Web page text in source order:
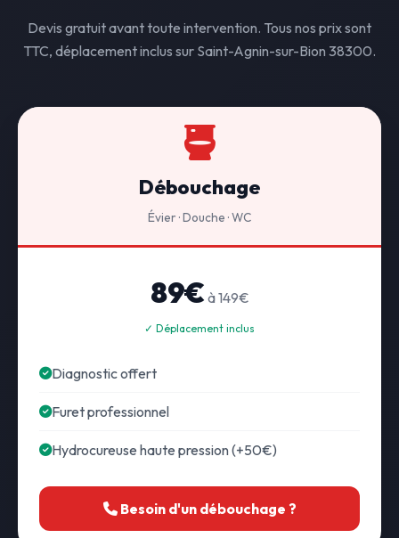
Devis gratuit avant toute intervention. Tous nos prix sont
TTC, déplacement inclus sur Saint-Agnin-sur-Bion 38300.
Débouchage
Évier · Douche · WC
89€ à 149€
✓ Déplacement inclus
Diagnostic offert
Furet professionnel
Hydrocureuse haute pression (+50€)
Besoin d'un débouchage ?